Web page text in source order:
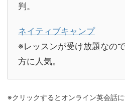
判。
ネイティブキャンプ
※レッスンが受け放題なの
方に人気。
※クリックするとオンライン英会話